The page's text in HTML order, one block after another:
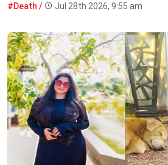
#Death / Jul 28th 2026, 9:55 am